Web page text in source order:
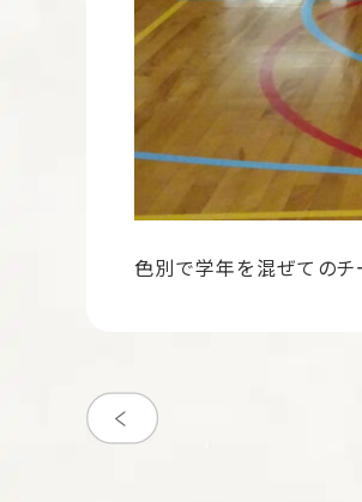
色別で学年を混ぜてのチ